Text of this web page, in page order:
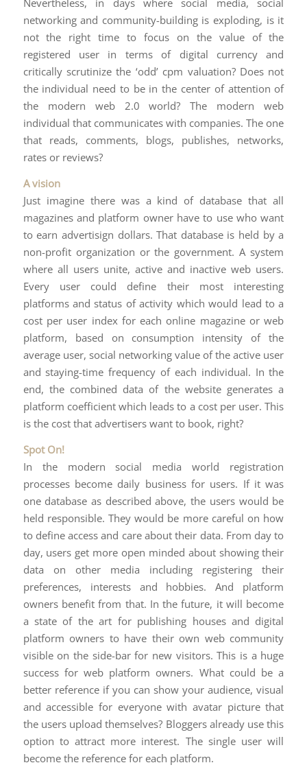
Nevertheless, in days where social media, social
networking and community-building is exploding, is it
not the right time to focus on the value of the
registered user in terms of digital currency and
critically scrutinize the ‘odd’ cpm valuation? Does not
the individual need to be in the center of attention of
the modern web 2.0 world? The modern web
individual that communicates with companies. The one
that reads, comments, blogs, publishes, networks,
rates or reviews?
A vision
Just imagine there was a kind of database that all
magazines and platform owner have to use who want
to earn advertisign dollars. That database is held by a
non-profit organization or the government. A system
where all users unite, active and inactive web users.
Every user could define their most interesting
platforms and status of activity which would lead to a
cost per user index for each online magazine or web
platform, based on consumption intensity of the
average user, social networking value of the active user
and staying-time frequency of each individual. In the
end, the combined data of the website generates a
platform coefficient which leads to a cost per user. This
is the cost that advertisers want to book, right?
Spot On!
In the modern social media world registration
processes become daily business for users. If it was
one database as described above, the users would be
held responsible. They would be more careful on how
to define access and care about their data. From day to
day, users get more open minded about showing their
data on other media including registering their
preferences, interests and hobbies. And platform
owners benefit from that. In the future, it will become
a state of the art for publishing houses and digital
platform owners to have their own web community
visible on the side-bar for new visitors. This is a huge
success for web platform owners. What could be a
better reference if you can show your audience, visual
and accessible for everyone with avatar picture that
the users upload themselves? Bloggers already use this
option to attract more interest. The single user will
become the reference for each platform.